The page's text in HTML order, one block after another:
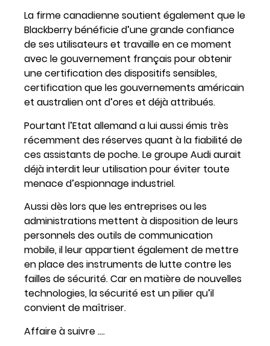
La firme canadienne soutient également que le
Blackberry bénéficie d’une grande confiance
de ses utilisateurs et travaille en ce moment
avec le gouvernement français pour obtenir
une certification des dispositifs sensibles,
certification que les gouvernements américain
et australien ont d’ores et déjà attribués.
Pourtant l’Etat allemand a lui aussi émis très
récemment des réserves quant à la fiabilité de
ces assistants de poche. Le groupe Audi aurait
déjà interdit leur utilisation pour éviter toute
menace d’espionnage industriel.
Aussi dès lors que les entreprises ou les
administrations mettent à disposition de leurs
personnels des outils de communication
mobile, il leur appartient également de mettre
en place des instruments de lutte contre les
failles de sécurité. Car en matière de nouvelles
technologies, la sécurité est un pilier qu’il
convient de maîtriser.
Affaire à suivre ….